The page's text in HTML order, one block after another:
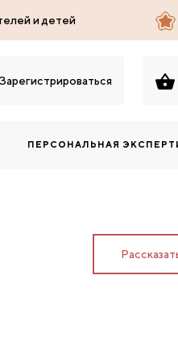
и детей
Зарегистрироваться
ПЕРСОНАЛЬНАЯ